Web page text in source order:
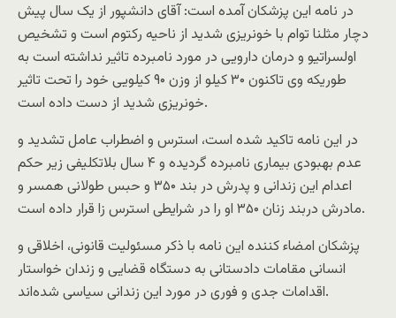
در نامه این پزشکان آمده است: آقای دانشپور از یک سال پیش
دچار مثلنا توام با خونریزی شدید از ناحیه رکتوم است و تشخیص
اولسراتیو و درمان دارویی در مورد نامبرده تاثیر نداشته است به
طوریکه وی تاکنون ۳۰ کیلو از وزن ۹۰ کیلویی خود را تحت تاثیر
خونریزی شدید از دست داده است.
در این نامه تاکید شده است، استرس و اضطراب عامل تشدید و
عدم بهبودی بیماری نامبرده گردیده و ۴ سال بلاتکلیفی زیر حکم
اعدام این زندانی و پدرش در بند ۳۵۰ و حبس طولانی همسر و
مادرش دربند زنان ۳۵۰ او را در شرایطی استرس زا قرار داده است.
پزشکان امضاء کننده این نامه با ذکر مسئولیت قانونی، اخلاقی و
انسانی مقامات دادستانی به دستگاه قضایی و زندان خواستار
اقدامات جدی و فوری در مورد این زندانی سیاسی شده‌اند.